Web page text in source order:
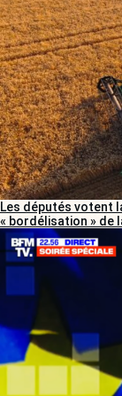
Les députés votent
« bordélisation » de